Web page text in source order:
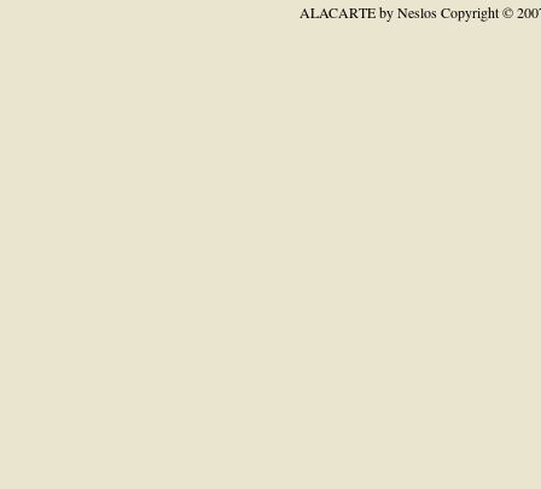
ALACARTE by NeslosCopyright ©